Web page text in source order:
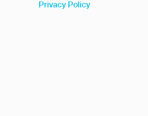
Privacy Policy